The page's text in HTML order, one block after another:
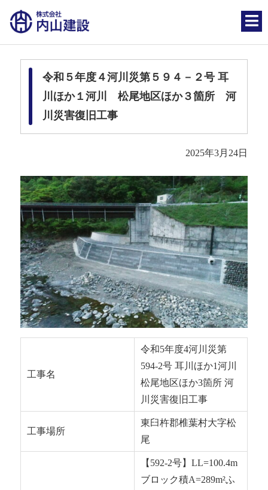
令和５年度４河川災第５９４－２号 耳
川ほか１河川 松尾地区ほか３箇所 河
川災害復旧工事
2025年3月24日
工事名
令和5年度4河川災第
594-2号 耳川ほか1河川
松尾地区ほか3箇所 河
川災害復旧工事
工事場所
東臼杵郡椎葉村大字松
尾
【592-2号】LL=100.4m
ブロック積A=289m²ふ